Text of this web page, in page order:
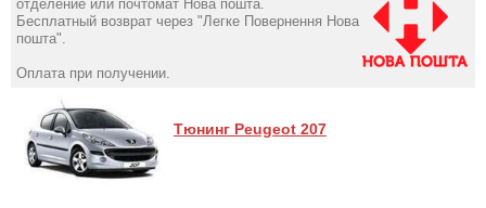
отделение или почтомат Нова пошта.
Бесплатный возврат через "Легке Повернення Нова
пошта".
Оплата при получении.
Тюнинг Peugeot 207